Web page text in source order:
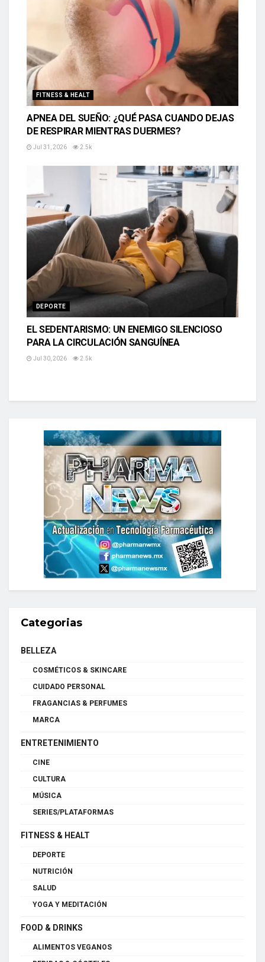
FITNESS & HEALT
APNEA DEL SUEÑO: ¿QUÉ PASA CUANDO DEJAS
DE RESPIRAR MIENTRAS DUERMES?
Jul 31, 2026 2.5k
DEPORTE
EL SEDENTARISMO: UN ENEMIGO SILENCIOSO
PARA LA CIRCULACIÓN SANGUÍNEA
Jul 30, 2026 2.5k
Categorias
BELLEZA
COSMÉTICOS & SKINCARE
CUIDADO PERSONAL
FRAGANCIAS & PERFUMES
MARCA
ENTRETENIMIENTO
CINE
CULTURA
MÚSICA
SERIES/PLATAFORMAS
FITNESS & HEALT
DEPORTE
NUTRICIÓN
SALUD
YOGA Y MEDITACIÓN
FOOD & DRINKS
ALIMENTOS VEGANOS